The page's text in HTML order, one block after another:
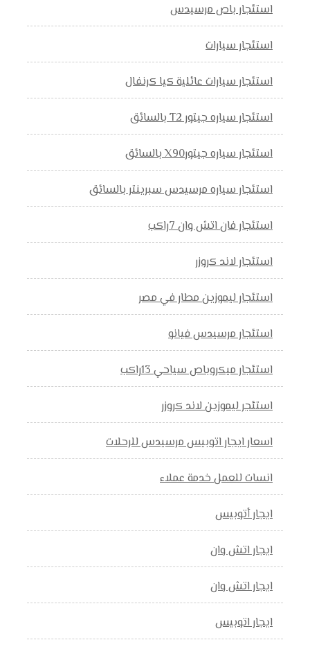
استئجار باص مرسيدس
استئجار سيارات
استئجار سيارات عائلية كيا كرنفال
استئجار سياره جيتور T2 بالسائق
استئجار سياره جيتورX90 بالسائق
استئجار سياره مرسيدس سبرينتر بالسائق
استئجار فان اتش وان 7راكب
استئجار لاند كروزر
استئجار ليموزين مطار في مصر
استئجار مرسيدس فيانو
استئجار ميكروباص سياحي 13راكب
استئجر ليموزين لاند كروزر
اسعار ايجار اتوبيس مرسيدس للرحلات
انسات للعمل خدمة عملاء
ايجار أتوبيس
ايجار اتش وان
ايجار اتش وان
ايجار اتوبيس